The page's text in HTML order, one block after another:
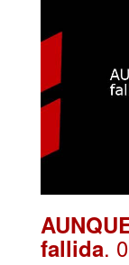
fallida.